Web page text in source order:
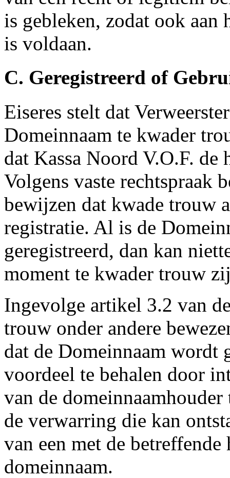
is gebleken, zodat ook aan
is voldaan.
C. Geregistreerd of
Eiseres stelt dat
Domeinnaam te kwader
dat Kassa Noord V.O.F. de
Volgens vaste rechtspraak
bewijzen dat kwade trouw
registratie. Al is de
geregistreerd, dan kan
moment te kwader trouw
Ingevolge artikel 3.2 van
trouw onder andere
dat de Domeinnaam wordt
voordeel te behalen door
van de
de verwarring die kan
van een met de betreffende
domeinnaam.